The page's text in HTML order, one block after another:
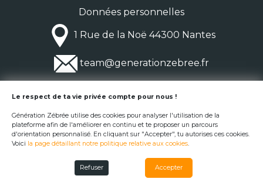
Données personnelles
1 Rue de la Noë 44300 Nantes
team@generationzebree.fr
© Génération Zébrée 2026
Le respect de ta vie privée compte pour nous !
Génération Zébrée utilise des cookies pour analyser l'utilisation de la
plateforme afin de l'améliorer en continu et te proposer un parcours
d'orientation personnalisé. En cliquant sur "Accepter", tu autorises ces cookies.
Voici la page détaillant notre politique relative aux cookies.
Refuser Accepter